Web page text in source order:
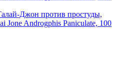
Джон против простуды,
Jone Androgphis Paniculate, 100